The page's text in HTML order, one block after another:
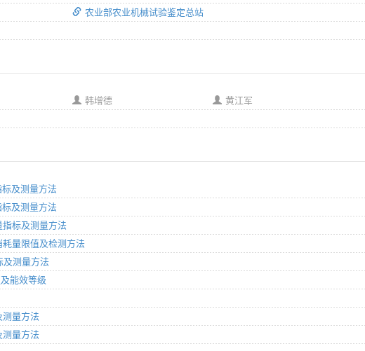
农业部农业机械试验鉴定总站
韩增德 黄江军
及测量方法
及测量方法
标及测量方法
量限值及检测方法
及测量方法
能效等级
测量方法
测量方法